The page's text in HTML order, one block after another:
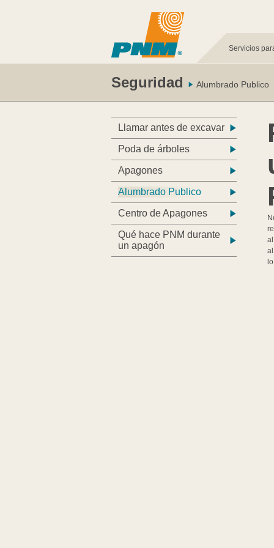
Servicios
Seguridad Alumbrado Publico
Llamar antes de excavar
Poda de árboles
Apagones
Alumbrado Publico
Centro de Apagones
Qué hace PNM durante
un apagón